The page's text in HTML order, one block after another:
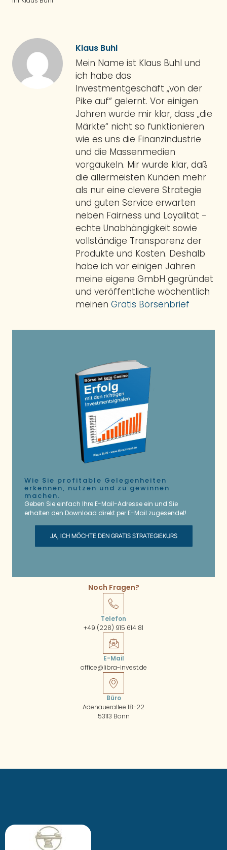
Klaus Buhl
Mein Name ist Klaus Buhl und
ich habe das
Investmentgeschäft „von der
Pike auf“ gelernt. Vor einigen
Jahren wurde mir klar, dass „die
Märkte“ nicht so funktionieren
wie es uns die Finanzindustrie
und die Massenmedien
vorgaukeln. Mir wurde klar, daß
die allermeisten Kunden mehr
als nur eine clevere Strategie
und guten Service erwarten
neben Fairness und Loyalität -
echte Unabhängigkeit sowie
vollständige Transparenz der
Produkte und Kosten. Deshalb
habe ich vor einigen Jahren
meine eigene GmbH gegründet
und veröffentliche wöchentlich
meinen Gratis Börsenbrief
Wie Sie profitable Gelegenheiten
erkennen, nutzen und zu gewinnen
machen.
Geben Sie einfach Ihre E-Mail-Adresse ein und Sie
erhalten den Download direkt per E-Mail zugesendet!
JA, ICH MÖCHTE DEN GRATIS STRATEGIEKURS
Noch Fragen?
Telefon
+49 (228) 915 614 81
E-Mail
office@libra-invest.de
Büro
Adenauerallee 18-22
53113 Bonn